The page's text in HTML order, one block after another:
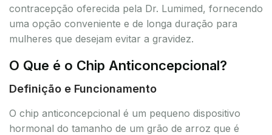
contracepção oferecida pela Dr. Lumimed, fornecendo
uma opção conveniente e de longa duração para
mulheres que desejam evitar a gravidez.
O Que é o Chip Anticoncepcional?
Definição e Funcionamento
O chip anticoncepcional é um pequeno dispositivo
hormonal do tamanho de um grão de arroz que é